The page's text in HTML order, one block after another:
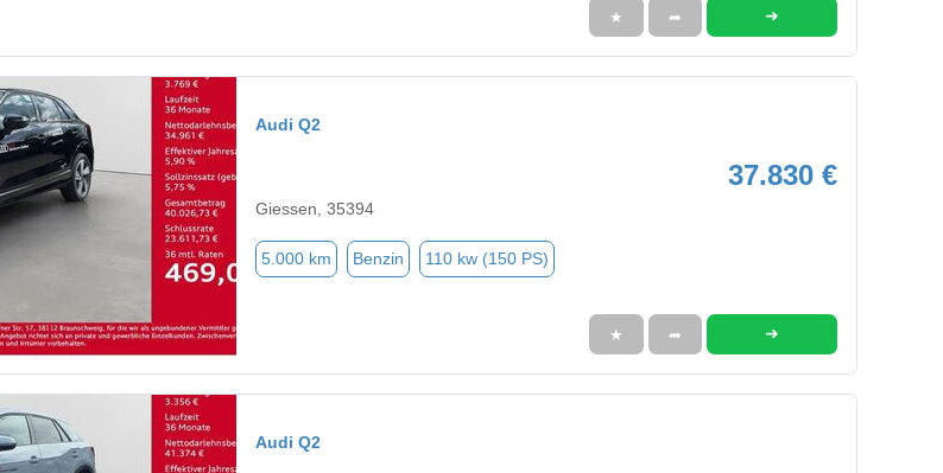
★ ➦ ➜
Audi Q2
37.830 €
Giessen, 35394
5.000 km Benzin 110 kw (150 PS)
★ ➦ ➜
Audi Q2